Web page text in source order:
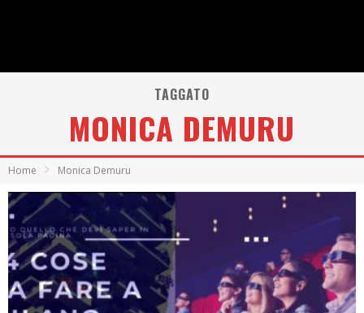
TAGGATO
MONICA DEMURU
Home Monica Demuru